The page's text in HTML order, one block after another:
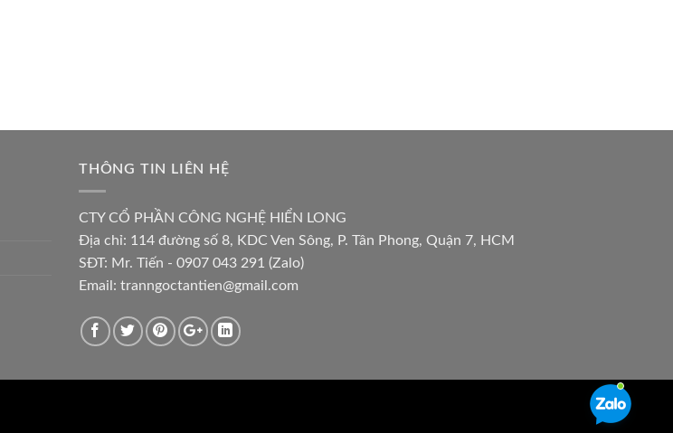
THÔNG TIN LIÊN HỆ
CTY CỔ PHẦN CÔNG NGHỆ HIỂN LONG
Địa chỉ: 114 đường số 8, KDC Ven Sông, P. Tân Phong, Quận 7, HCM
SĐT: Mr. Tiến - 0907 043 291 (Zalo)
Email: tranngoctantien@gmail.com